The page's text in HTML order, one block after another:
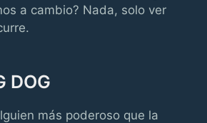
a cambio? Nada, solo ver
DOG
más poderoso que la